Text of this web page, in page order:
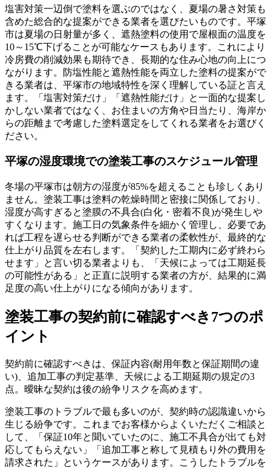
塩害対策一辺倒で塗料を選ぶのではなく、夏場の暑さ対策も
含めた総合的な提案ができる業者を選びたいものです。平塚
市は夏場の日射量が多く、遮熱塗料の使用で屋根面の温度を
10～15℃下げることが可能なケースもあります。これにより
冷房費の削減効果も期待でき、長期的な住み心地の向上につ
ながります。防塩性能と遮熱性能を両立した塗料の提案がで
きる業者は、平塚市の地域特性を深く理解している証と言え
ます。「塩害対策だけ」「遮熱性能だけ」と一面的な提案し
かしない業者ではなく、お住まいの方角や日当たり、海岸か
らの距離まで考慮した塗料選定をしてくれる業者をお選びく
ださい。
平塚の湿度環境での塗装工事のスケジュール管理
冬場の平塚市は朝方の湿度が85%を超えることも珍しくあり
ません。塗装工事は塗料の乾燥時間と密接に関係しており、
湿度が高すぎると塗膜の不具合(白化・密着不良)が発生しや
すくなります。施工日の気象条件を細かく管理し、必要であ
れば工程を遅らせる判断ができる業者の柔軟性が、最終的な
仕上がり品質を左右します。「契約した工期内に必ず終わら
せます」と言い切る業者よりも、「天候によっては工期延長
の可能性がある」と正直に説明する業者の方が、結果的に満
足度の高い仕上がりになる傾向があります。
塗装工事の契約前に確認すべき7つのポ
イント
契約前に確認すべきは、保証内容(耐用年数と保証期間の違
い)、追加工事の判定基準、天候による工期延期の規定の3
点。曖昧な契約は後の紛争リスクを高めます。
塗装工事のトラブルで最も多いのが、契約時の認識違いから
生じる紛争です。これまでお客様からよくいただくご相談と
して、「保証10年と聞いていたのに、施工不具合が出ても対
応してもらえない」「追加工事と称して見積もり外の費用を
請求された」というケースがあります。こうしたトラブルを